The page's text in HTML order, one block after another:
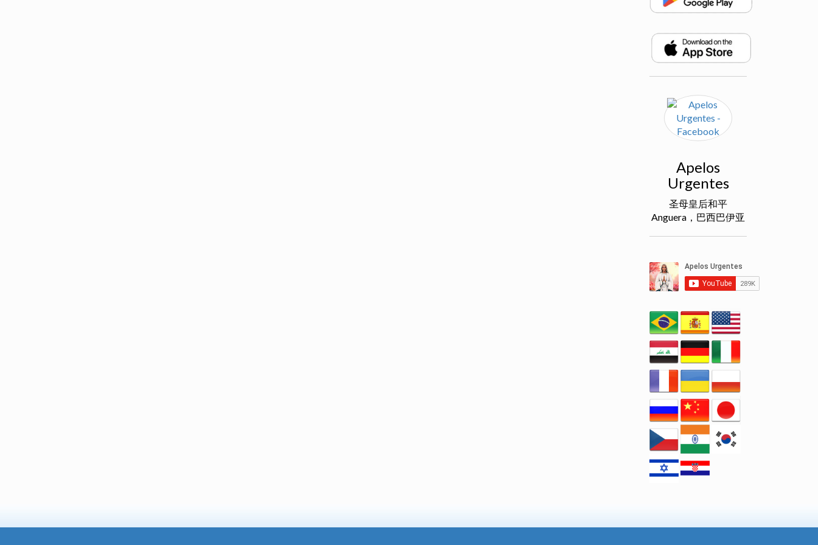
Apelos
Urgentes
圣母皇后和平
Anguera，巴西巴伊亚